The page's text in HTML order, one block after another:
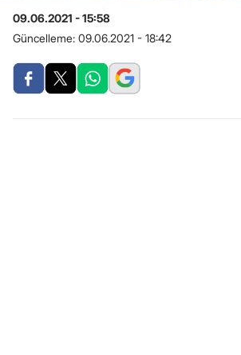
09.06.2021 - 15:58
Güncelleme: 09.06.2021 - 18:42